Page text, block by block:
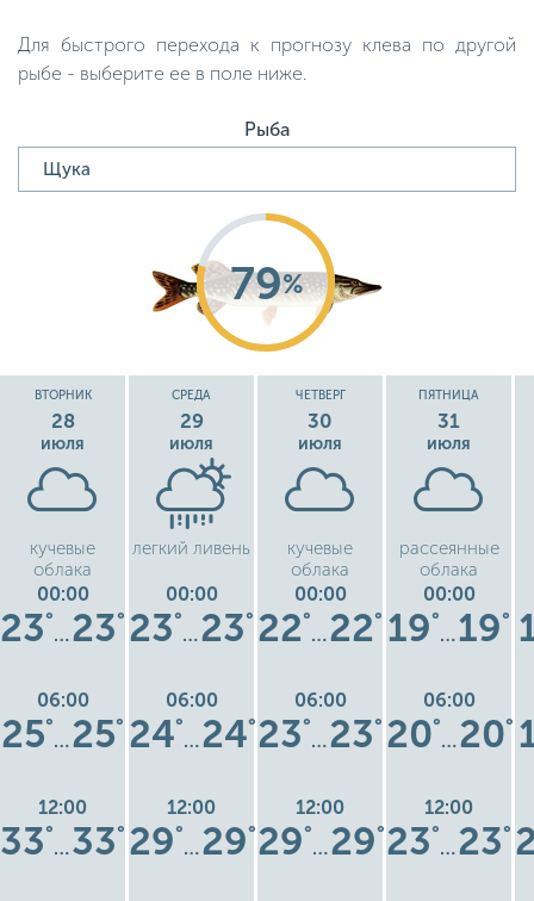
Для быстрого перехода к прогнозу клева по другой
рыбе - выберите ее в поле ниже.
Рыба
79%
ВТОРНИК
28
июля
кучевые
облака
00:00
23°
…23°
06:00
25°
…25°
12:00
33°
…33°
СРЕДА
29
июля
легкий ливень
00:00
23°
…23°
06:00
24°
…24°
12:00
29°
…29°
ЧЕТВЕРГ
30
июля
кучевые
облака
00:00
22°
…22°
06:00
23°
…23°
12:00
29°
…29°
ПЯТНИЦА
31
июля
рассеянные
облака
00:00
19°
…19°
06:00
20°
…20°
12:00
23°
…23°